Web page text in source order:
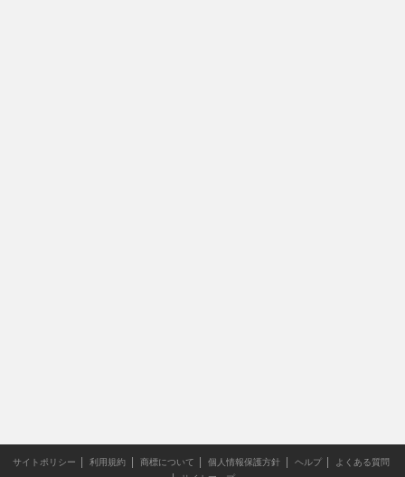
サイトポリシー 利用規約 商標について 個人情報保護方針 ヘルプ
よくある質問